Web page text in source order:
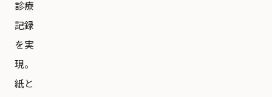
診療
記録
を実
現。
紙と